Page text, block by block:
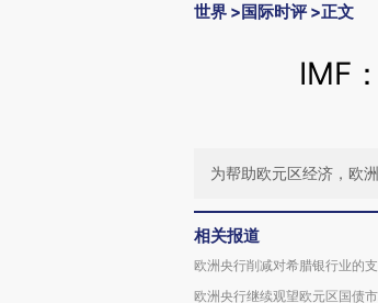
世界 >国际时评>正文
IMF
为帮助欧元区经济，欧
相关报道
欧洲央行削减对希腊银行业的
欧洲央行继续观望欧元区国债